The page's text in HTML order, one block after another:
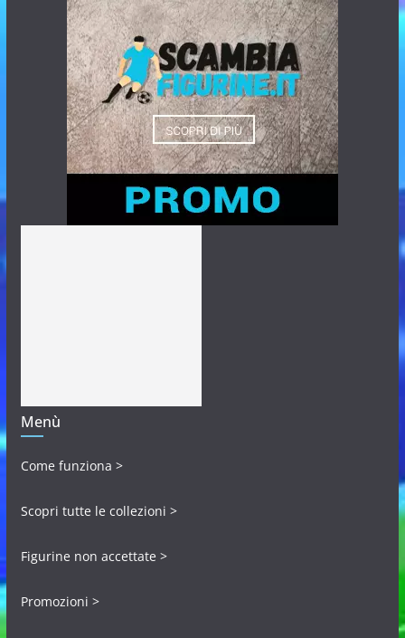
Menù
Come funziona >
Scopri tutte le collezioni >
Figurine non accettate >
Promozioni >